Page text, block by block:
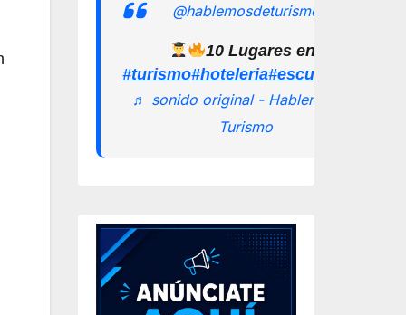
@hablemosdeturismomx
10 Lugares en los que
#turismo#hoteleria
♬ sonido original - Hablemos de
Turismo